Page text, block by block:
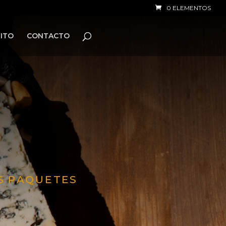
0 ELEMENTOS
CONTACTO
PAQUETES